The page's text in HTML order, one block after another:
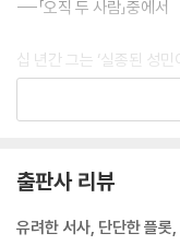
---「오직 두 사람」중에서
십 년간 그는 ‘실종된 성
끝나버렸다. 행복 그 비슷
은 적이 없었다. 그러나
그 이후를 상상해보지 못했
---「아이를 찾습니다」중
출판사 리뷰
유려한 서사, 단단한 플롯